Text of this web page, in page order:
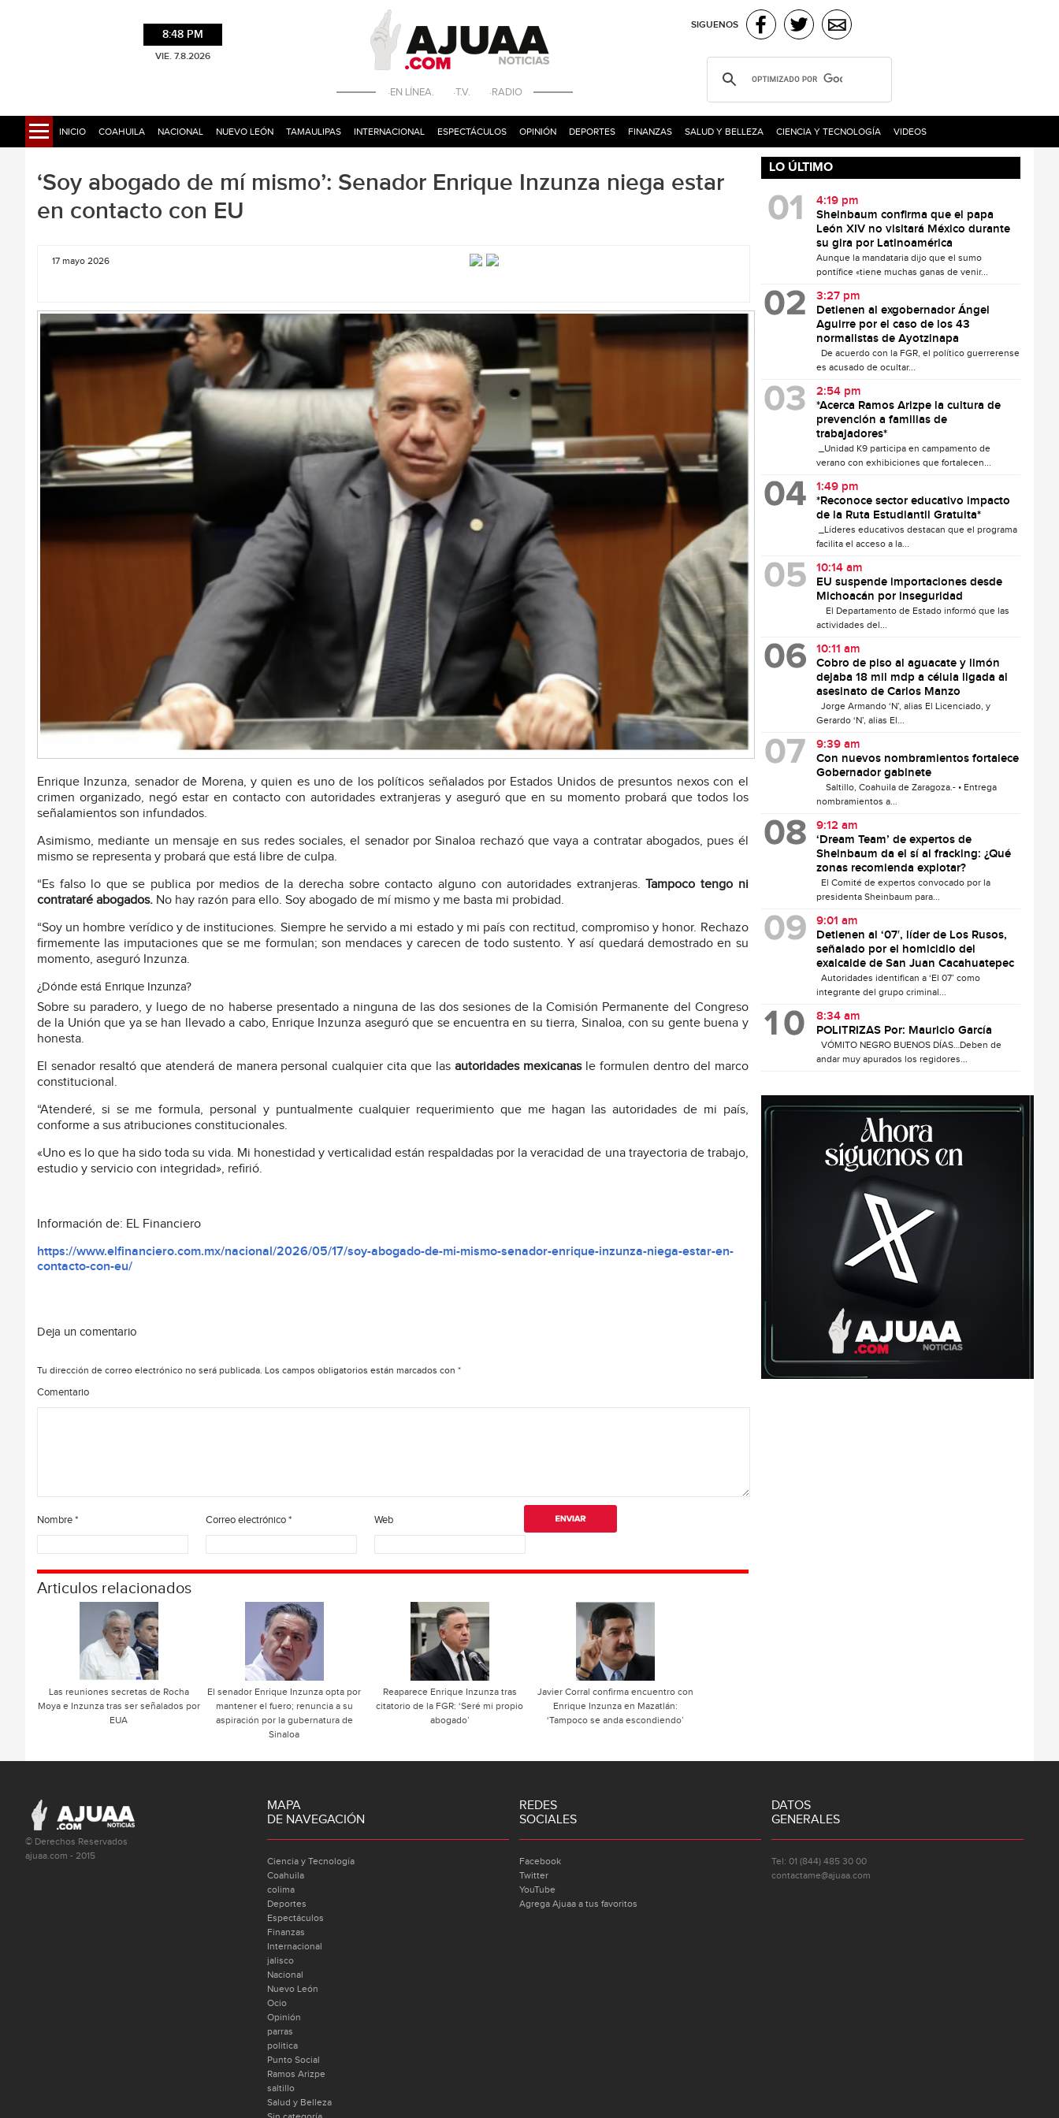
8:48 PM
VIE. 7.8.2026
·EN LÍNEA. ·T.V. ·RADIO
SIGUENOS
INICIO COAHUILA NACIONAL NUEVO LEÓN TAMAULIPAS INTERNACIONAL ESPECTÁCULOS OPINIÓN DEPORTES FINANZAS SALUD Y BELLEZA CIENCIA Y TECNOLOGÍA VIDEOS
‘Soy abogado de mí mismo’: Senador Enrique Inzunza niega estar
en contacto con EU
17 mayo 2026
Enrique Inzunza, senador de Morena, y quien es uno de los políticos señalados por Estados Unidos de presuntos nexos con el
crimen organizado, negó estar en contacto con autoridades extranjeras y aseguró que en su momento probará que todos los
señalamientos son infundados.
Asimismo, mediante un mensaje en sus redes sociales, el senador por Sinaloa rechazó que vaya a contratar abogados, pues él
mismo se representa y probará que está libre de culpa.
“Es falso lo que se publica por medios de la derecha sobre contacto alguno con autoridades extranjeras.Tampoco tengo ni
contrataré abogados. No hay razón para ello. Soy abogado de mí mismo y me basta mi probidad.
“Soy un hombre verídico y de instituciones. Siempre he servido a mi estado y mi país con rectitud, compromiso y honor. Rechazo
firmemente las imputaciones que se me formulan; son mendaces y carecen de todo sustento. Y así quedará demostrado en su
momento, aseguró Inzunza.
¿Dónde está Enrique Inzunza?
Sobre su paradero, y luego de no haberse presentado a ninguna de las dos sesiones de la Comisión Permanente del Congreso
de la Unión que ya se han llevado a cabo, Enrique Inzunza aseguró que se encuentra en su tierra, Sinaloa, con su gente buena y
honesta.
El senador resaltó que atenderá de manera personal cualquier cita que lasautoridades mexicanasle formulen dentro del marco
constitucional.
“Atenderé, si se me formula, personal y puntualmente cualquier requerimiento que me hagan las autoridades de mi país,
conforme a sus atribuciones constitucionales.
«Uno es lo que ha sido toda su vida. Mi honestidad y verticalidad están respaldadas por la veracidad de una trayectoria de trabajo,
estudio y servicio con integridad», refirió.
Información de: EL Financiero
https://www.elfinanciero.com.mx/nacional/2026/05/17/soy-abogado-de-mi-mismo-senador-enrique-inzunza-niega-estar-en-
contacto-con-eu/
Deja un comentario
Tu dirección de correo electrónico no será publicada. Los campos obligatorios están marcados con *
Comentario
Nombre* Correo electrónico* Web
Articulos relacionados
Las reuniones secretas de Rocha
Moya e Inzunza tras ser señalados por
EUA
El senador Enrique Inzunza opta por
mantener el fuero; renuncia a su
aspiración por la gubernatura de
Sinaloa
Reaparece Enrique Inzunza tras
citatorio de la FGR: ‘Seré mi propio
abogado’
Javier Corral confirma encuentro con
Enrique Inzunza en Mazatlán:
‘Tampoco se anda escondiendo’
LO ÚLTIMO
4:19 pm
Sheinbaum confirma que el papa
León XIV no visitará México durante
su gira por Latinoamérica
Aunque la mandataria dijo que el sumo
pontífice «tiene muchas ganas de venir...
3:27 pm
Detienen al exgobernador Ángel
Aguirre por el caso de los 43
normalistas de Ayotzinapa
De acuerdo con la FGR, el político guerrerense
es acusado de ocultar...
2:54 pm
*Acerca Ramos Arizpe la cultura de
prevención a familias de
trabajadores*
_Unidad K9 participa en campamento de
verano con exhibiciones que fortalecen...
1:49 pm
*Reconoce sector educativo impacto
de la Ruta Estudiantil Gratuita*
_Líderes educativos destacan que el programa
facilita el acceso a la...
10:14 am
EU suspende importaciones desde
Michoacán por inseguridad
El Departamento de Estado informó que las
actividades del...
10:11 am
Cobro de piso al aguacate y limón
dejaba 18 mil mdp a célula ligada al
asesinato de Carlos Manzo
Jorge Armando ‘N’, alias El Licenciado, y
Gerardo ‘N’, alias El...
9:39 am
Con nuevos nombramientos fortalece
Gobernador gabinete
Saltillo, Coahuila de Zaragoza.- • Entrega
nombramientos a...
9:12 am
‘Dream Team’ de expertos de
Sheinbaum da el sí al fracking: ¿Qué
zonas recomienda explotar?
El Comité de expertos convocado por la
presidenta Sheinbaum para...
9:01 am
Detienen al ‘07′, líder de Los Rusos,
señalado por el homicidio del
exalcalde de San Juan Cacahuatepec
Autoridades identifican a ‘El 07’ como
integrante del grupo criminal...
8:34 am
POLITRIZAS Por: Mauricio García
VÓMITO NEGRO BUENOS DÍAS…Deben de
andar muy apurados los regidores...
© Derechos Reservados
ajuaa.com - 2015
MAPA
DE NAVEGACIÓN
Ciencia y Tecnología
Coahuila
colima
Deportes
Espectáculos
Finanzas
Internacional
jalisco
Nacional
Nuevo León
Ocio
Opinión
parras
politica
Punto Social
Ramos Arizpe
saltillo
Salud y Belleza
REDES
SOCIALES
Facebook
Twitter
YouTube
Agrega Ajuaa a tus favoritos
DATOS
GENERALES
Tel: 01 (844) 485 30 00
contactame@ajuaa.com